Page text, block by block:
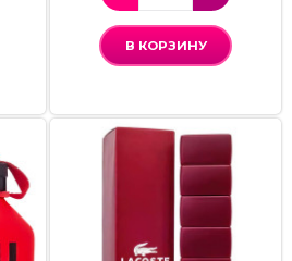
В КОРЗИНУ